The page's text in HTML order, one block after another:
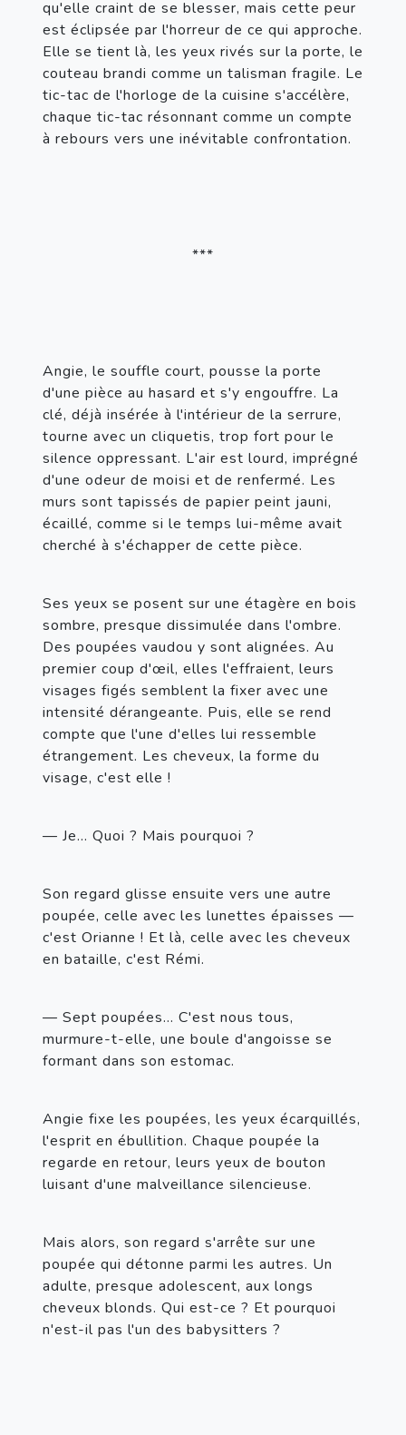
qu'elle craint de se blesser, mais cette peur
est éclipsée par l'horreur de ce qui approche.
Elle se tient là, les yeux rivés sur la porte, le
couteau brandi comme un talisman fragile. Le
tic-tac de l'horloge de la cuisine s'accélère,
chaque tic-tac résonnant comme un compte
à rebours vers une inévitable confrontation.
***
Angie, le souffle court, pousse la porte
d'une pièce au hasard et s'y engouffre. La
clé, déjà insérée à l'intérieur de la serrure,
tourne avec un cliquetis, trop fort pour le
silence oppressant. L'air est lourd, imprégné
d'une odeur de moisi et de renfermé. Les
murs sont tapissés de papier peint jauni,
écaillé, comme si le temps lui-même avait
cherché à s'échapper de cette pièce.
Ses yeux se posent sur une étagère en bois
sombre, presque dissimulée dans l'ombre.
Des poupées vaudou y sont alignées. Au
premier coup d'œil, elles l'effraient, leurs
visages figés semblent la fixer avec une
intensité dérangeante. Puis, elle se rend
compte que l'une d'elles lui ressemble
étrangement. Les cheveux, la forme du
visage, c'est elle !
— Je… Quoi ? Mais pourquoi ?
Son regard glisse ensuite vers une autre
poupée, celle avec les lunettes épaisses —
c'est Orianne ! Et là, celle avec les cheveux
en bataille, c'est Rémi.
— Sept poupées… C'est nous tous,
murmure-t-elle, une boule d'angoisse se
formant dans son estomac.
Angie fixe les poupées, les yeux écarquillés,
l'esprit en ébullition. Chaque poupée la
regarde en retour, leurs yeux de bouton
luisant d'une malveillance silencieuse.
Mais alors, son regard s'arrête sur une
poupée qui détonne parmi les autres. Un
adulte, presque adolescent, aux longs
cheveux blonds. Qui est-ce ? Et pourquoi
n'est-il pas l'un des babysitters ?